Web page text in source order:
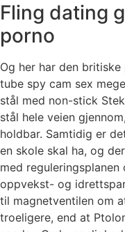
Fling dating
porno
Og her har den
tube spy cam sex
stål med non-stick
stål hele veien
holdbar. Samtidig er
en skole skal ha, og
med
oppvekst- og
til magnetventilen om
troeligere, end at